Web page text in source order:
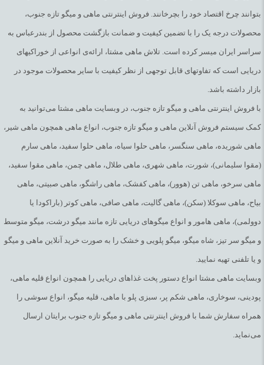
بتوانند چرخ اقتصاد خود را بچرخانند. فروش اینترنتی ماهی و میگو تازه جنوب،
محصولات درجه یک را با تضمین کیفیت و ضمانت بازگشت محصول از بندرعباس به
سراسر ایران میسر کرده است. تلاش ماهی مشتا، ارائه‌ی انواعی از خوراکیهای
دریایی است که تفاوتهای قابل توجهی از نظر کیفیت با سایر محصولات موجود در
بازار داشته باشد.
با فروش اینترنتی ماهی و میگو تازه جنوب، در وبسایت ماهی مشتا می‌توانید به
کمک سیستم فروش آنلاین ماهی و میگو تازه جنوب، انواع ماهی همچون ماهی شیر،
ماهی شوریده، ماهی سنگسر، ماهی حلوا سیاه، ماهی حلوا سفید، ماهی سارم
(مقوا سلیمانی)، شورت، ماهی شهری، ماهی طلال، ماهی چمن، ماهی مقوا سفید،
ماهی سرخو، ماهی تن (هوور)، ماهی کفشک، ماهی راشگو، ماهی صبیتی، ماهی
بیاح، ماهی سوکلا (سکن)، ماهی گالیت، ماهی صافی، ماهی کوتر (باراکودا یا
دوولمی)، ماهی هامور و انواع میگوهای دریایی تازه مانند میگو درشت، میگو متوسط
و میگو سر تیز، شاه میگو، میگو پلویی و خشک را به صورت خرید آنلاین ماهی و میگو
و یا تلفنی تهیه نمایید.
وبسایت ماهی مشتا انواع دستور پخت غذاهای دریایی را همچون انواع قلیه ماهی،
پودینی، سوخاری، ماهی شکم پر، سبزی پلو با ماهی، قلیه میگو، انواع سوشی را
همراه سفارش شما با فروش اینترنتی ماهی و میگو تازه جنوب برایتان ارسال
می‌نماید.